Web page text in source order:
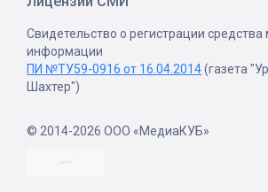
Свидетельство о регистрации средства
информации
ПИ №ТУ59-0916 от 16.04.2014(газета
Шахтер")
© 2014-2026 ООО «МедиаКУБ»